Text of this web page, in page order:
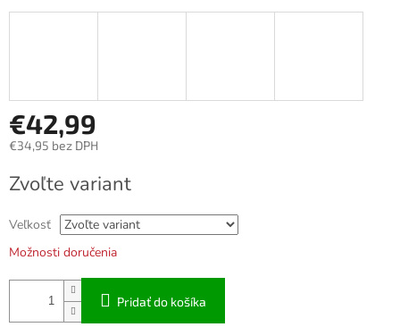
€42,99
€34,95 bez DPH
cena:
Zvoľte variant
Veľkosť
Možnosti doručenia
Pridať do košíka